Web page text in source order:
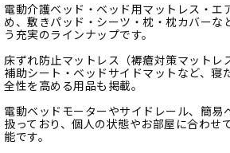
電動介護ベッド・ベッド用マットレス・エ
め、敷きパッド・シーツ・枕・枕カバーな
う充実のラインナップです。
床ずれ防止マットレス（褥瘡対策マットレ
補助シート・ベッドサイドマットなど、寝
全性を高める用品も掲載。
電動ベッドモーターやサイドレール、簡易
扱っており、個人の状態やお部屋に合わせ
能です。